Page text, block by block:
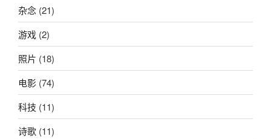
杂念 (21)
游戏 (2)
照片 (18)
电影 (74)
科技 (11)
诗歌 (11)